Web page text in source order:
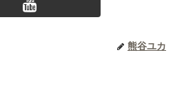
熊谷ユカ